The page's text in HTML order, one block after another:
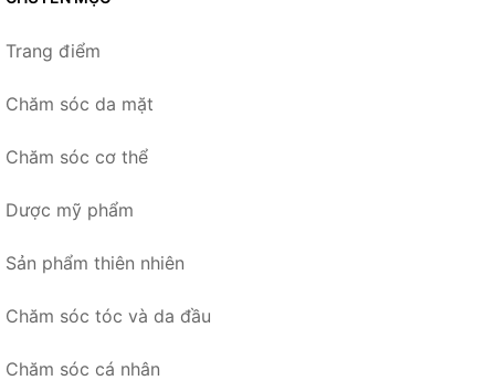
Trang điểm
Chăm sóc da mặt
Chăm sóc cơ thể
Dược mỹ phẩm
Sản phẩm thiên nhiên
Chăm sóc tóc và da đầu
Chăm sóc cá nhân